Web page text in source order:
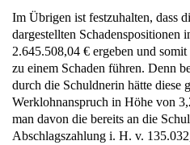
Im Übrigen ist festzuhalten, dass
dargestellten Schadenspositionen
2.645.508,04 € ergeben und
zu einem Schaden führen. Denn
durch die Schuldnerin hätte diese
Werklohnanspruch in Höhe von
man davon die bereits an die
Abschlagszahlung i. H. v.